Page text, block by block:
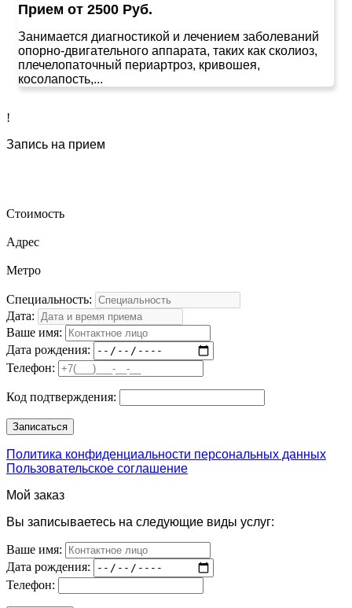
Прием от 2500 Руб.
Занимается диагностикой и лечением заболеваний
опорно-двигательного аппарата, таких как сколиоз,
плечелопаточный периартроз, кривошея,
косолапость,...
!
Запись на прием
Стоимость
Адрес
Метро
Специальность:
Дата:
Ваше имя:
Дата рождения:
Телефон:
Код подтверждения:
Политика конфиденциальности персональных данных
Пользовательское соглашение
Мой заказ
Вы записываетесь на следующие виды услуг:
Ваше имя:
Дата рождения:
Телефон: